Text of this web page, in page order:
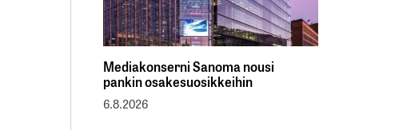
Mediakonserni Sanoma nousi
pankin osakesuosikkeihin
6.8.2026